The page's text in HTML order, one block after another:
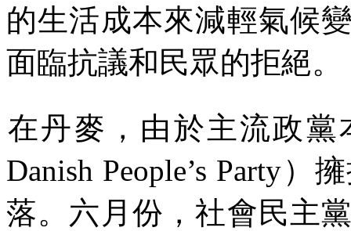
的生活成本來減輕氣候
面臨抗議和民眾的拒絕。
在丹麥，由於主流政
Danish People’s Party）
落。六月份，社會民主